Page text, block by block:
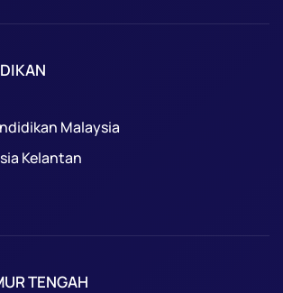
Malaysia
Kelantan
TENGAH